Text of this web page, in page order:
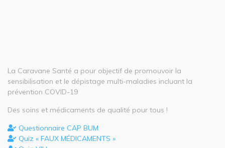
La Caravane Santé a pour objectif de promouvoir la
sensibilisation et le dépistage multi-maladies incluant la
prévention COVID-19
Des soins et médicaments de qualité pour tous !
Questionnaire CAP BUM
Quiz « FAUX MÉDICAMENTS »